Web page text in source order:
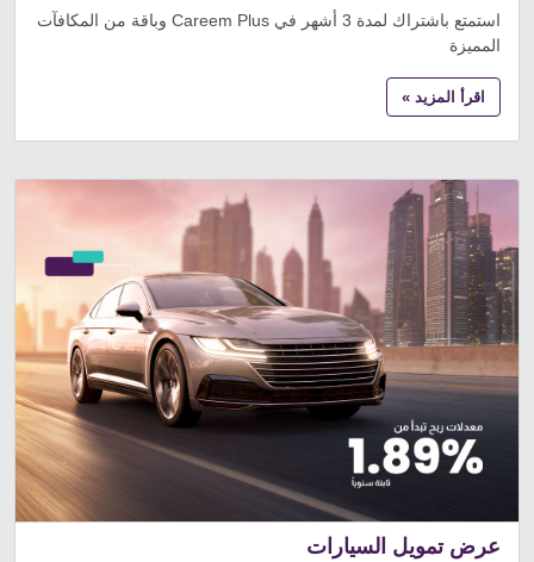
استمتع باشتراك لمدة 3 أشهر في Careem Plus وباقة من المكافآت
المميزة
اقرأ المزيد »
عرض تمويل السيارات